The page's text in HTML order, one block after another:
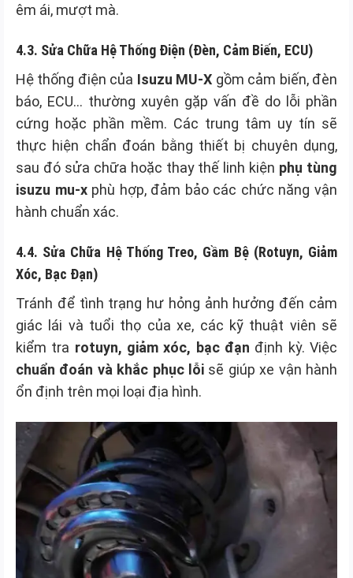
êm ái, mượt mà.
4.3. Sửa Chữa Hệ Thống Điện (Đèn, Cảm Biến, ECU)
Hệ thống điện của Isuzu MU-X gồm cảm biến, đèn
báo, ECU… thường xuyên gặp vấn đề do lỗi phần
cứng hoặc phần mềm. Các trung tâm uy tín sẽ
thực hiện chẩn đoán bằng thiết bị chuyên dụng,
sau đó sửa chữa hoặc thay thế linh kiện phụ tùng
isuzu mu-xphù hợp, đảm bảo các chức năng vận
hành chuẩn xác.
4.4. Sửa Chữa Hệ Thống Treo, Gầm Bệ (Rotuyn, Giảm
Xóc, Bạc Đạn)
Tránh để tình trạng hư hỏng ảnh hưởng đến cảm
giác lái và tuổi thọ của xe, các kỹ thuật viên sẽ
kiểm tra rotuyn, giảm xóc, bạc đạn định kỳ. Việc
chuẩn đoán và khắc phục lỗi sẽ giúp xe vận hành
ổn định trên mọi loại địa hình.